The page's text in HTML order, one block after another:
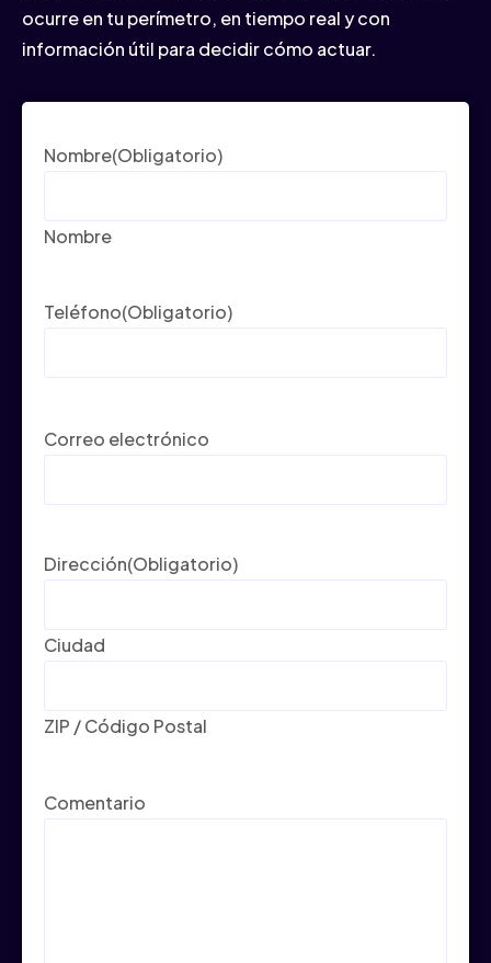
ocurre en tu perímetro, en tiempo real y con
información útil para decidir cómo actuar.
Nombre(Obligatorio)
Nombre
Teléfono(Obligatorio)
Correo electrónico
Dirección(Obligatorio)
Ciudad
ZIP / Código Postal
Comentario